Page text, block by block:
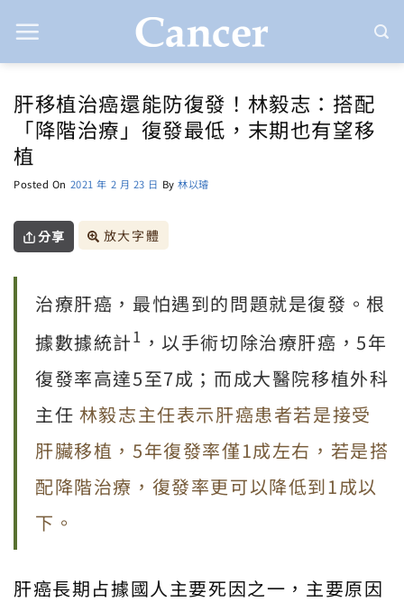
to
肝移植治癌還能防復發！林毅志：搭配
「降階治療」復發最低，末期也有望移
植
Posted On 2021 年 2 月 23 日 By林以璿
分享 放大字體
治療肝癌，最怕遇到的問題就是復發。根
據數據統計1 ，以手術切除治療肝癌，5年
復發率高達5至7成；而成大醫院移植外科
主任 林毅志主任表示肝癌患者若是接受
肝臟移植，5年復發率僅1成左右，若是搭
配降階治療，復發率更可以降低到1成以
下。
肝癌長期占據國人主要死因之一，主要原因